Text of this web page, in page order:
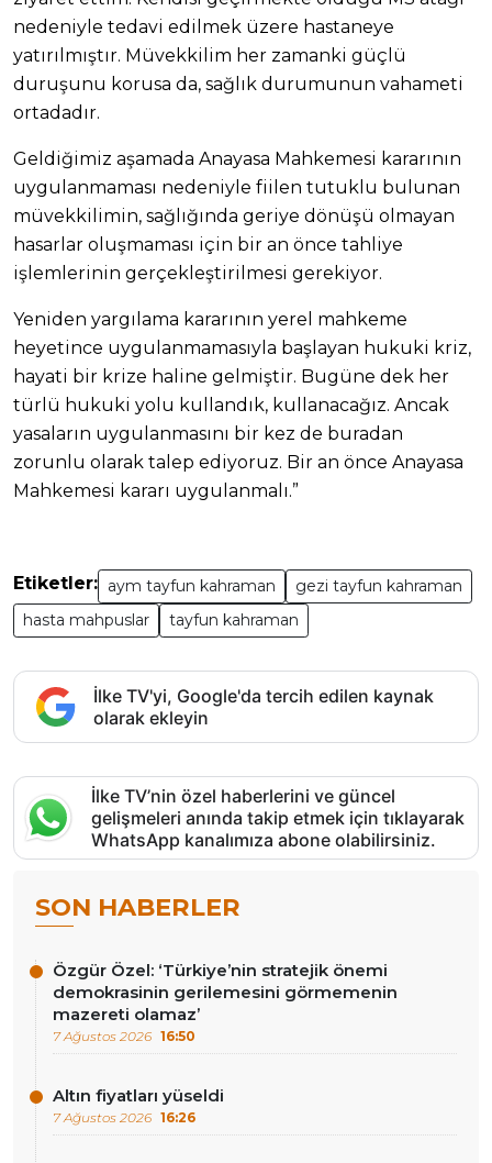
nedeniyle tedavi edilmek üzere hastaneye
yatırılmıştır. Müvekkilim her zamanki güçlü
duruşunu korusa da, sağlık durumunun vahameti
ortadadır.
Geldiğimiz aşamada Anayasa Mahkemesi kararının
uygulanmaması nedeniyle fiilen tutuklu bulunan
müvekkilimin, sağlığında geriye dönüşü olmayan
hasarlar oluşmaması için bir an önce tahliye
işlemlerinin gerçekleştirilmesi gerekiyor.
Yeniden yargılama kararının yerel mahkeme
heyetince uygulanmamasıyla başlayan hukuki kriz,
hayati bir krize haline gelmiştir. Bugüne dek her
türlü hukuki yolu kullandık, kullanacağız. Ancak
yasaların uygulanmasını bir kez de buradan
zorunlu olarak talep ediyoruz. Bir an önce Anayasa
Mahkemesi kararı uygulanmalı.”
Etiketler: aym tayfun kahraman
gezi tayfun kahraman
hasta mahpuslar
tayfun kahraman
İlke TV'yi, Google'da tercih edilen kaynak
olarak ekleyin
İlke TV’nin özel haberlerini ve güncel
gelişmeleri anında takip etmek için tıklayarak
WhatsApp kanalımıza abone olabilirsiniz.
SON HABERLER
Özgür Özel: ‘Türkiye’nin stratejik önemi
demokrasinin gerilemesini görmemenin
mazereti olamaz’
7 Ağustos 2026 16:50
Altın fiyatları yüseldi
7 Ağustos 2026 16:26